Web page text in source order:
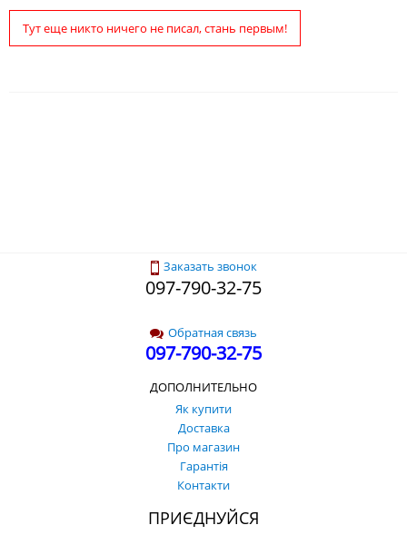
Тут еще никто ничего не писал, стань первым!
Заказать звонок
097-790-32-75
Обратная связь
097-790-32-75
ДОПОЛНИТЕЛЬНО
Як купити
Доставка
Про магазин
Гарантія
Контакти
ПРИЄДНУЙСЯ